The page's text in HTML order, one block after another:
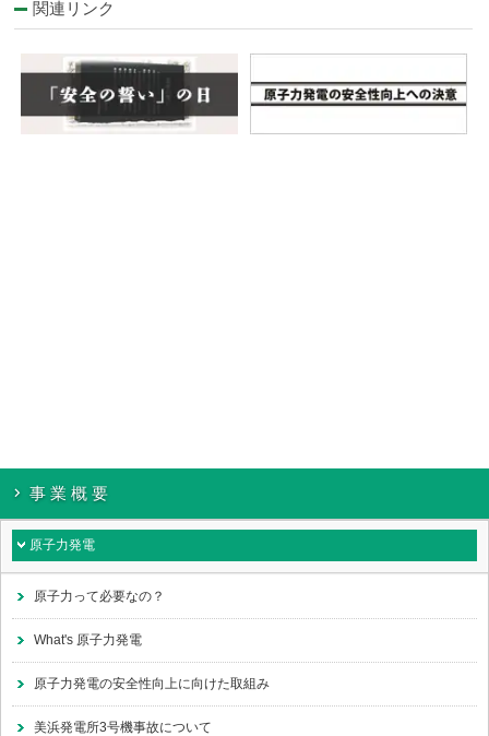
関連リンク
事業概要
原子力発電
原子力って必要なの？
What's 原子力発電
原子力発電の安全性向上に向けた取組み
美浜発電所3号機事故について